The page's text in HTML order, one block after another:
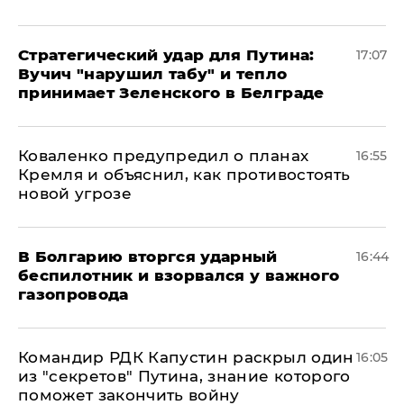
Стратегический удар для Путина:
Вучич "нарушил табу" и тепло
принимает Зеленского в Белграде
17:07
Коваленко предупредил о планах
Кремля и объяснил, как противостоять
новой угрозе
16:55
В Болгарию вторгся ударный
беспилотник и взорвался у важного
газопровода
16:44
Командир РДК Капустин раскрыл один
из "секретов" Путина, знание которого
поможет закончить войну
16:05